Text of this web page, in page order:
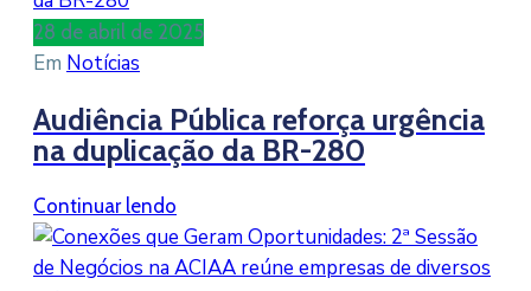
28 de abril de 2025
Em Notícias
Audiência Pública reforça urgência
na duplicação da BR-280
Continuar lendo